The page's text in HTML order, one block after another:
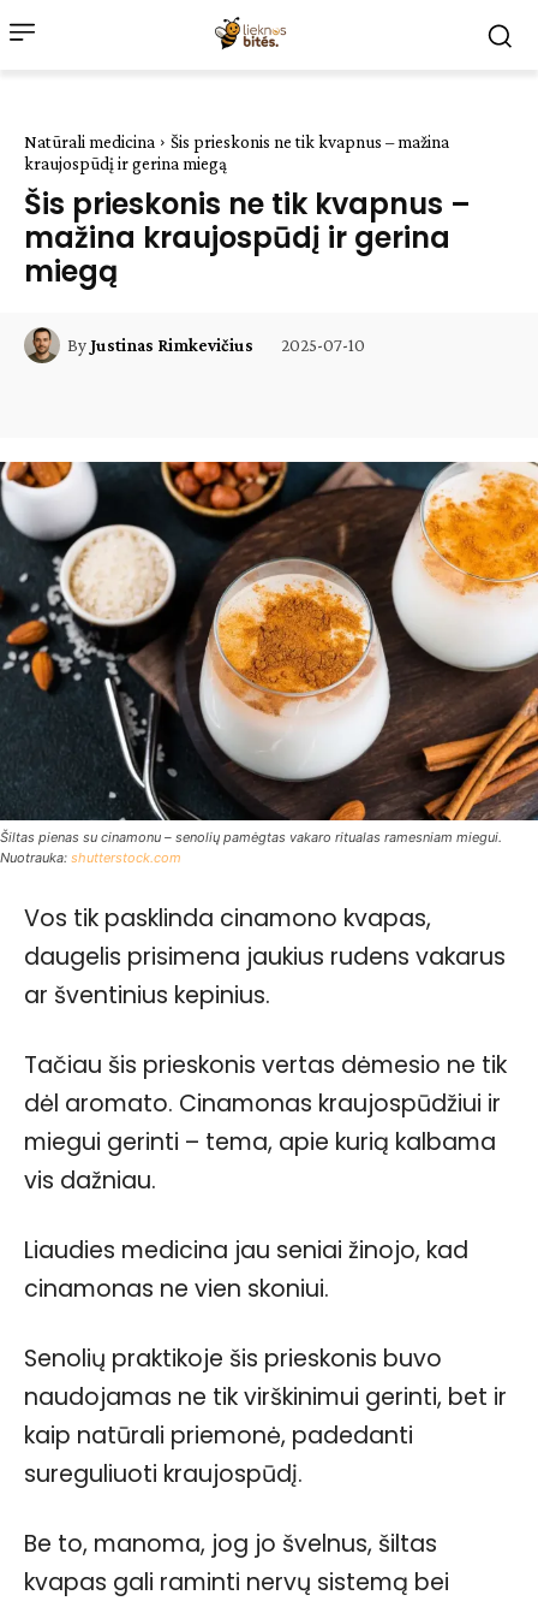
Natūrali medicina
Šis prieskonis ne tik kvapnus – mažina
kraujospūdį ir gerina miegą
Šis prieskonis ne tik kvapnus –
mažina kraujospūdį ir gerina
miegą
ByJustinas Rimkevičius 2025-07-10
Šiltas pienas su cinamonu – senolių pamėgtas vakaro ritualas ramesniam miegui.
Nuotrauka: shutterstock.com
Vos tik pasklinda cinamono kvapas,
daugelis prisimena jaukius rudens vakarus
ar šventinius kepinius.
Tačiau šis prieskonis vertas dėmesio ne tik
dėl aromato. Cinamonas kraujospūdžiui ir
miegui gerinti – tema, apie kurią kalbama
vis dažniau.
Liaudies medicina jau seniai žinojo, kad
cinamonas ne vien skoniui.
Senolių praktikoje šis prieskonis buvo
naudojamas ne tik virškinimui gerinti, bet ir
kaip natūrali priemonė, padedanti
sureguliuoti kraujospūdį.
Be to, manoma, jog jo švelnus, šiltas
kvapas gali raminti nervų sistemą bei